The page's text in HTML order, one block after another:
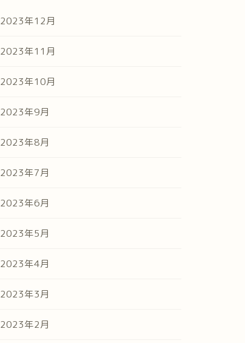
2023年12月
2023年11月
2023年10月
2023年9月
2023年8月
2023年7月
2023年6月
2023年5月
2023年4月
2023年3月
2023年2月